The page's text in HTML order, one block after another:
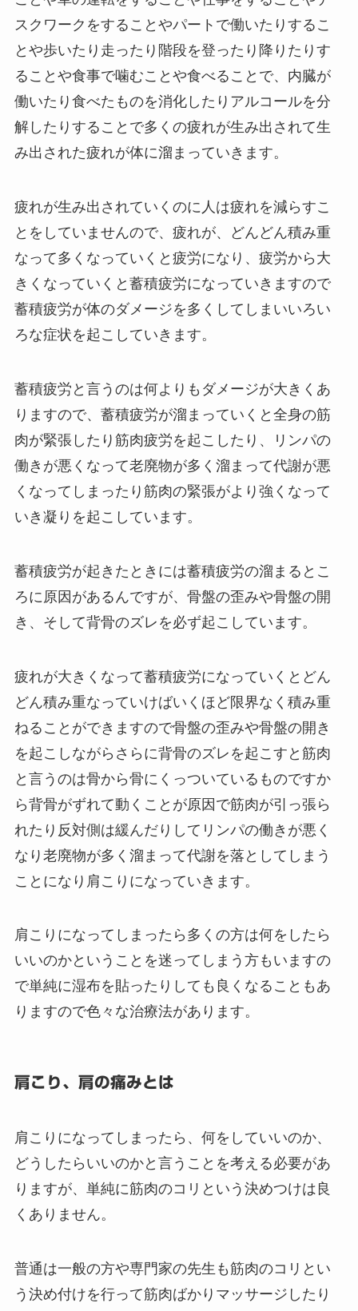
スクワークをすることやパートで働いたりするこ
とや歩いたり走ったり階段を登ったり降りたりす
ることや食事で噛むことや食べることで、内臓が
働いたり食べたものを消化したりアルコールを分
解したりすることで多くの疲れが生み出されて生
み出された疲れが体に溜まっていきます。
疲れが生み出されていくのに人は疲れを減らすこ
とをしていませんので、疲れが、どんどん積み重
なって多くなっていくと疲労になり、疲労から大
きくなっていくと蓄積疲労になっていきますので
蓄積疲労が体のダメージを多くしてしまいいろい
ろな症状を起こしていきます。
蓄積疲労と言うのは何よりもダメージが大きくあ
りますので、蓄積疲労が溜まっていくと全身の筋
肉が緊張したり筋肉疲労を起こしたり、リンパの
働きが悪くなって老廃物が多く溜まって代謝が悪
くなってしまったり筋肉の緊張がより強くなって
いき凝りを起こしています。
蓄積疲労が起きたときには蓄積疲労の溜まるとこ
ろに原因があるんですが、骨盤の歪みや骨盤の開
き、そして背骨のズレを必ず起こしています。
疲れが大きくなって蓄積疲労になっていくとどん
どん積み重なっていけばいくほど限界なく積み重
ねることができますので骨盤の歪みや骨盤の開き
を起こしながらさらに背骨のズレを起こすと筋肉
と言うのは骨から骨にくっついているものですか
ら背骨がずれて動くことが原因で筋肉が引っ張ら
れたり反対側は緩んだりしてリンパの働きが悪く
なり老廃物が多く溜まって代謝を落としてしまう
ことになり肩こりになっていきます。
肩こりになってしまったら多くの方は何をしたら
いいのかということを迷ってしまう方もいますの
で単純に湿布を貼ったりしても良くなることもあ
りますので色々な治療法があります。
肩こり、肩の痛みとは
肩こりになってしまったら、何をしていいのか、
どうしたらいいのかと言うことを考える必要があ
りますが、単純に筋肉のコリという決めつけは良
くありません。
普通は一般の方や専門家の先生も筋肉のコリとい
う決め付けを行って筋肉ばかりマッサージしたり